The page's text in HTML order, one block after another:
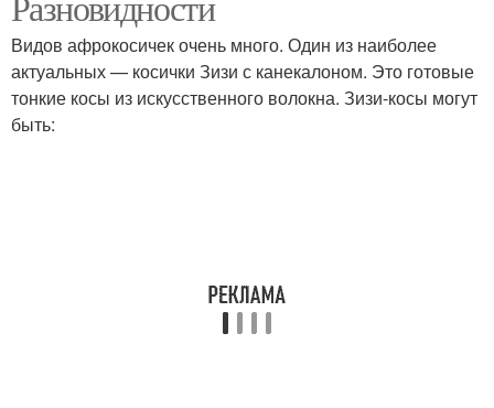
Видов афрокосичек очень много. Один из наиболее
актуальных — косички Зизи с канекалоном. Это готовые
тонкие косы из искусственного волокна. Зизи-косы могут
быть: